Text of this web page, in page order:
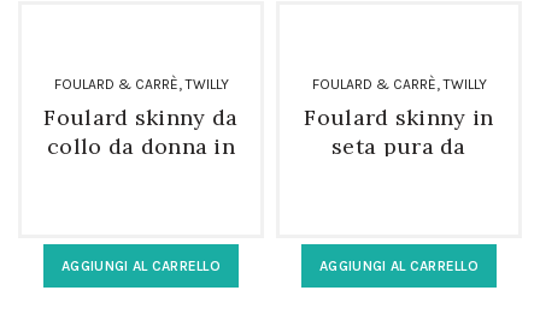
FOULARD & CARRÈ,TWILLY
Foulard skinny da
collo da donna in
AGGIUNGI AL CARRELLO
FOULARD & CARRÈ,TWILLY
Foulard skinny in
seta pura da
AGGIUNGI AL CARRELLO